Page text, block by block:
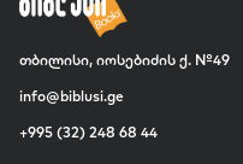
თბილისი, იოსებიძის ქ. №49
info@biblusi.ge
+995 (32) 248 68 44